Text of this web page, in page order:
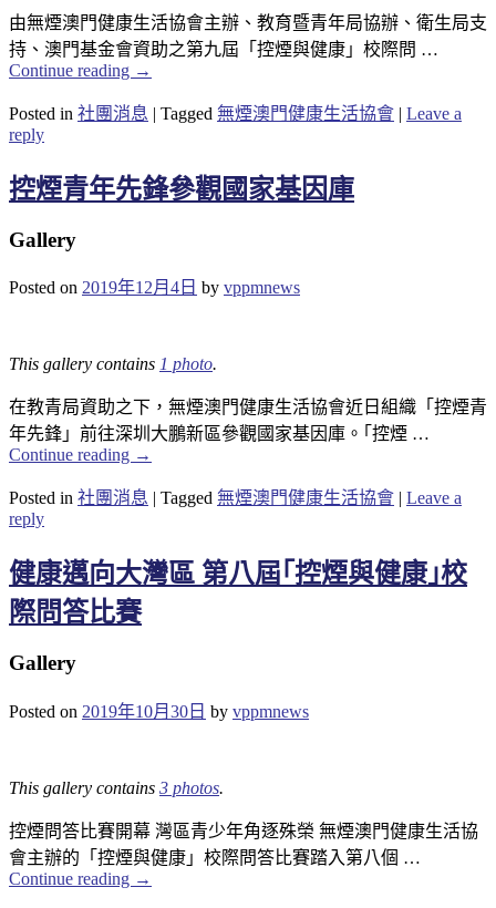
由無煙澳門健康生活協會主辦、教育暨青年局協辦、衛生局支
持、澳門基金會資助之第九屆「控煙與健康」校際問 …
Continue reading →
Posted in 社團消息 | Tagged 無煙澳門健康生活協會 | Leave a
reply
控煙青年先鋒參觀國家基因庫
Gallery
Posted on 2019年12月4日 by vppmnews
This gallery contains 1 photo.
在教青局資助之下，無煙澳門健康生活協會近日組織「控煙青
年先鋒」前往深圳大鵬新區參觀國家基因庫。｢控煙 …
Continue reading →
Posted in 社團消息 | Tagged 無煙澳門健康生活協會 | Leave a
reply
健康邁向大灣區 第八屆｢控煙與健康｣校
際問答比賽
Gallery
Posted on 2019年10月30日 by vppmnews
This gallery contains 3 photos.
控煙問答比賽開幕 灣區青少年角逐殊榮 無煙澳門健康生活協
會主辦的「控煙與健康」校際問答比賽踏入第八個 …
Continue reading →